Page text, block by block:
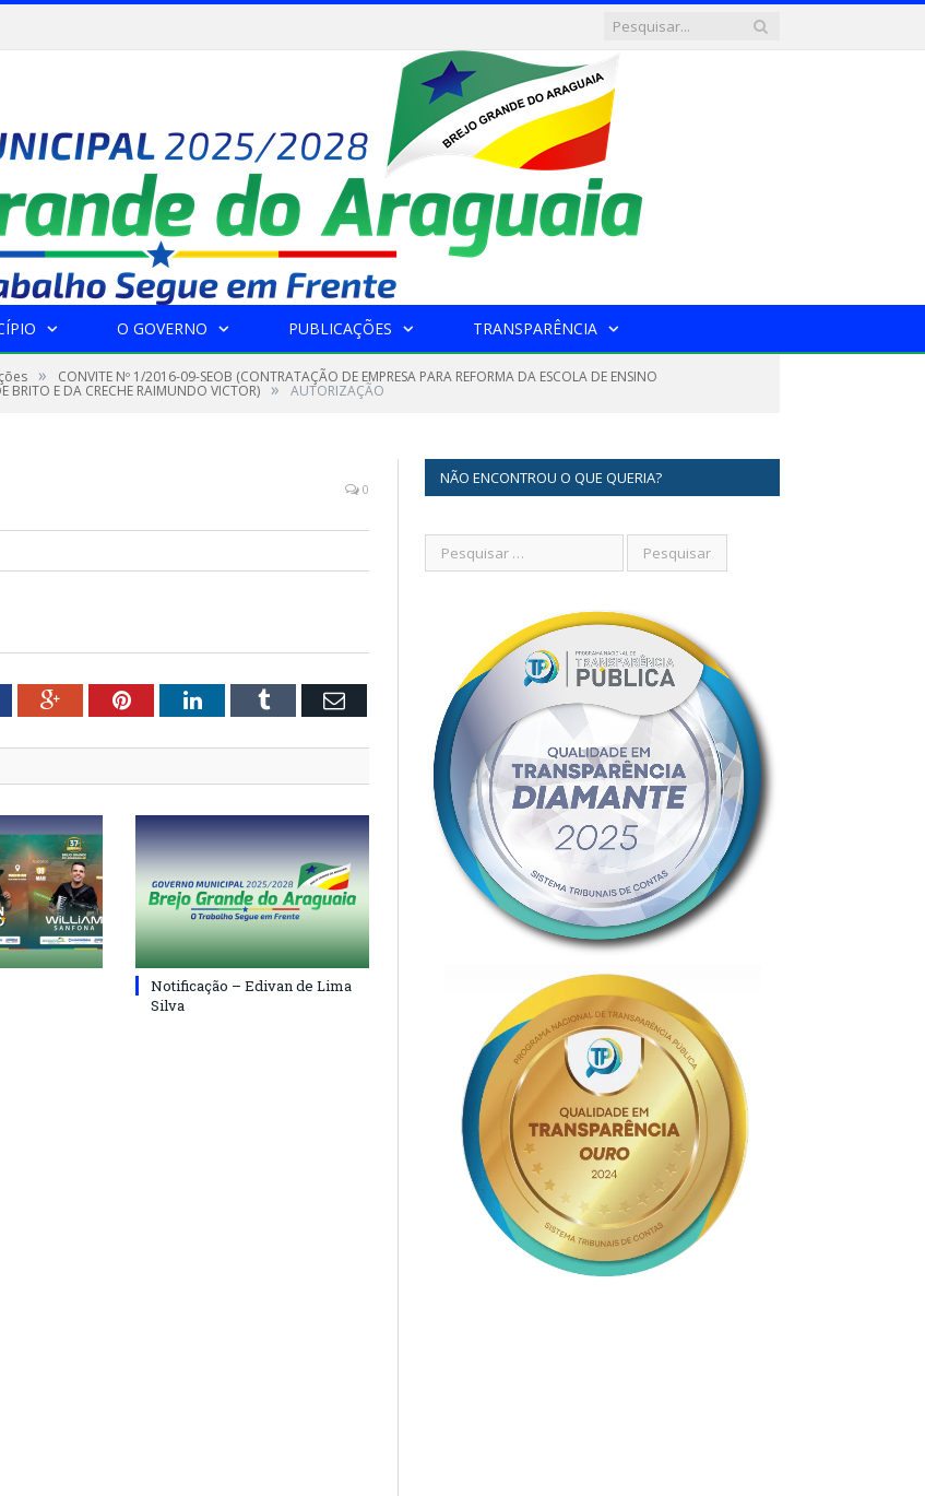
O GOVERNO PUBLICAÇÕES TRANSPARÊNCIA
» CONVITE Nº 1/2016-09-SEOB (CONTRATAÇÃO DE EMPRESA PARA REFORMA DA ESCOLA DE ENSINO
BRITO E DA CRECHE RAIMUNDO VICTOR) » AUTORIZAÇÃO
0
Google+PinterestLinkedInTumblr Email
Notificação – Edivan de Lima
Silva
NÃO ENCONTROU O QUE QUERIA?